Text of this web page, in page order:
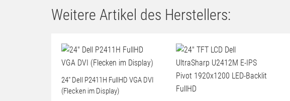
Weitere Artikel des Herstellers:
24" Dell P2411H FullHD VGA DVI
(Flecken im Display)